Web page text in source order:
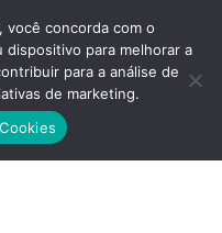
GRAAL
está aqui:
você concorda com o
dispositivo para melhorar a
para a análise de
de marketing.